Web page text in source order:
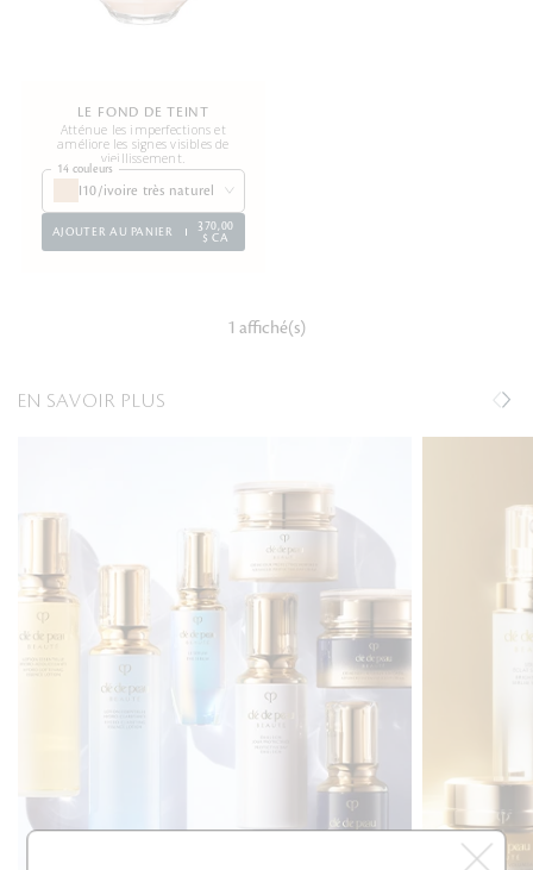
LE FOND DE TEINT
Atténue les imperfections et
améliore les signes visibles de
vieillissement.
14 couleurs
I10/ivoire très naturel
AJOUTER AU PANIER
370,00
$ CA
1 affiché(s)
EN SAVOIR PLUS